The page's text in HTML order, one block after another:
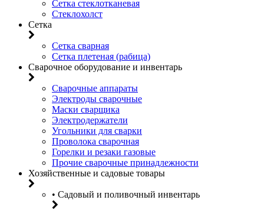
Сетка стеклотканевая
Стеклохолст
Сетка
Сетка сварная
Сетка плетеная (рабица)
Сварочное оборудование и инвентарь
Сварочные аппараты
Электроды сварочные
Маски сварщика
Электродержатели
Угольники для сварки
Проволока сварочная
Горелки и резаки газовые
Прочие сварочные принадлежности
Хозяйственные и садовые товары
• Садовый и поливочный инвентарь